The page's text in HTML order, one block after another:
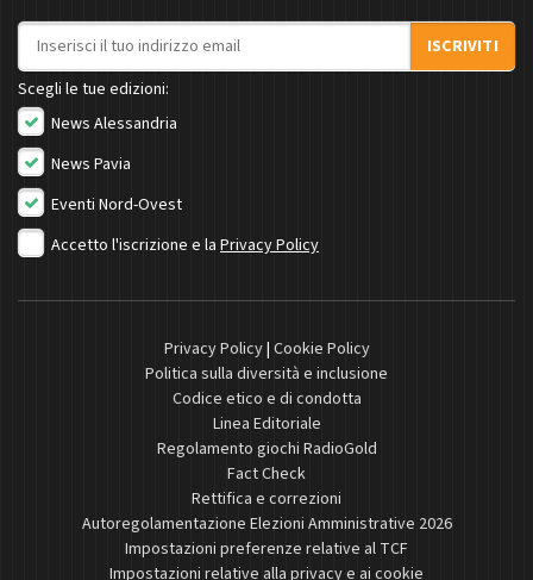
Indirizzo email
ISCRIVITI
Scegli le tue edizioni:
News Alessandria
News Pavia
Eventi Nord-Ovest
Accetto l'iscrizione e la Privacy Policy
Privacy Policy| Cookie Policy
Politica sulla diversità e inclusione
Codice etico e di condotta
Linea Editoriale
Regolamento giochi RadioGold
Fact Check
Rettifica e correzioni
Autoregolamentazione Elezioni Amministrative 2026
Impostazioni preferenze relative al TCF
Impostazioni relative alla privacy e ai cookie